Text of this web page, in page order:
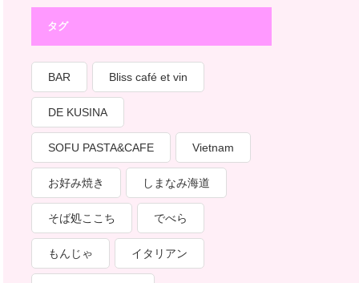
タグ
BAR Bliss café et vin
DE KUSINA
SOFU PASTA&CAFE Vietnam
お好み焼き しまなみ海道
そば処ここち でべら
もんじゃ イタリアン